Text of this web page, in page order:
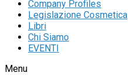
Company Profiles
Legislazione Cosmetica
Libri
Chi Siamo
EVENTI
Menu